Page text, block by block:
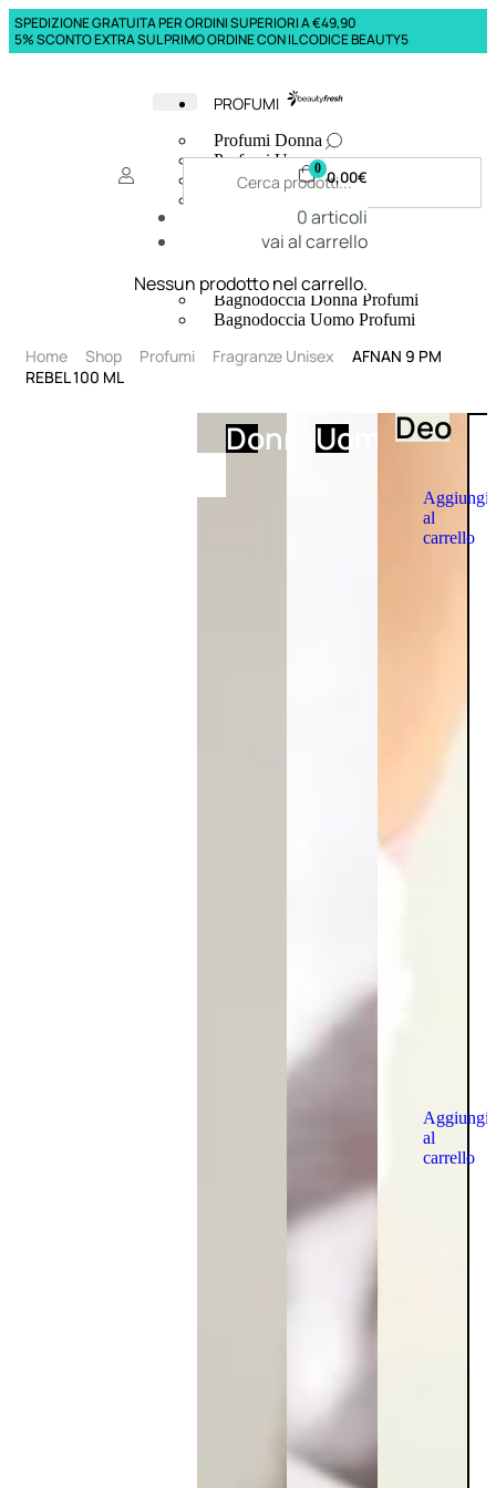
SPEDIZIONE GRATUITA PER ORDINI SUPERIORI A €49,90
5% SCONTO EXTRA SUL PRIMO ORDINE CON IL CODICE BEAUTY5
PROFUMI
Profumi Donna
Profumi Uomo
Deodoranti Donna
Corpo Donna
Corpo Uomo
Creme Mani
Bagnodoccia Donna Profumi
Bagnodoccia Uomo Profumi
DonnaUomoDeo
Aggiungi
al
carrello
Aggiungi
al
carrello
0 0,00€
0articoli
vai al carrello
Nessun prodotto nel carrello.
Home Shop Profumi Fragranze Unisex
AFNAN 9 PM
REBEL 100 ML